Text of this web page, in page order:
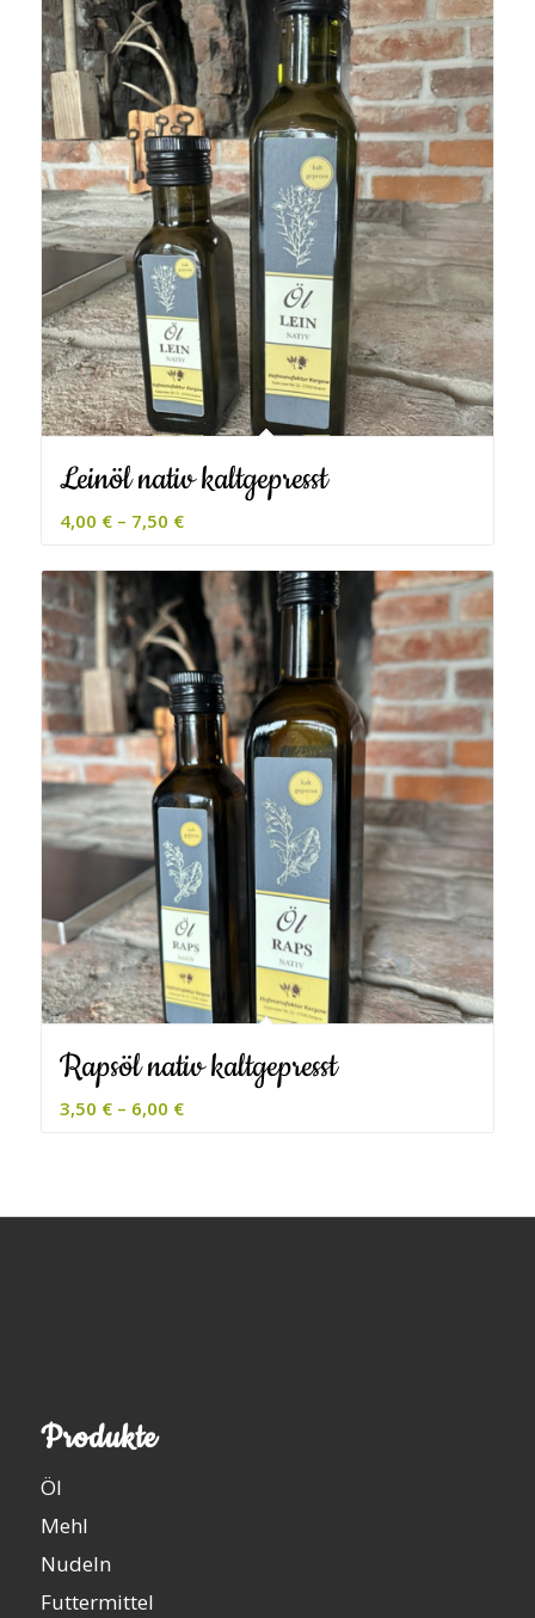
Leinöl nativ kaltgepresst
4,00 €– 7,50 €
Rapsöl nativ kaltgepresst
3,50 €– 6,00 €
Produkte
Öl
Mehl
Nudeln
Futtermittel